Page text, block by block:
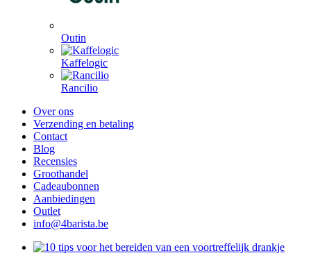
Outin
Kaffelogic
Rancilio
Over ons
Verzending en betaling
Contact
Blog
Recensies
Groothandel
Cadeaubonnen
Aanbiedingen
Outlet
info@4barista.be